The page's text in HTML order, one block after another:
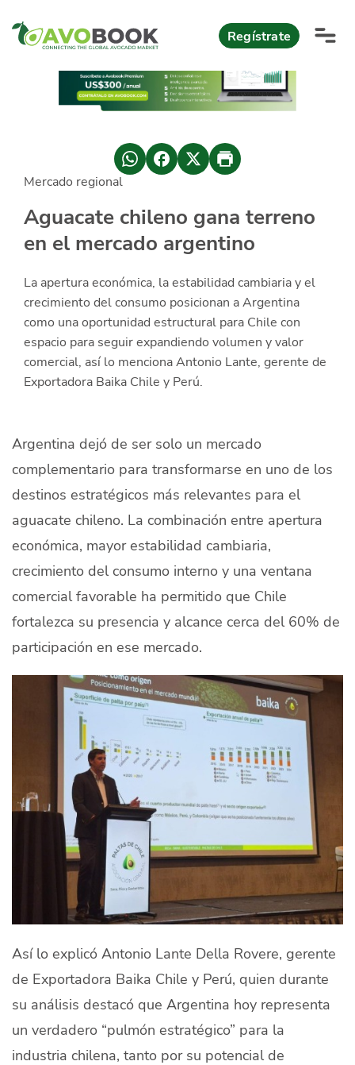
Regístrate
AvoReports
AvoMagazine
AvoEvents
Iniciar Sesión
Quiénes Somos
Mercados
Español
Mercado regional
Aguacate chileno gana terreno
en el mercado argentino
La apertura económica, la estabilidad cambiaria y el
crecimiento del consumo posicionan a Argentina
como una oportunidad estructural para Chile con
espacio para seguir expandiendo volumen y valor
comercial, así lo menciona Antonio Lante, gerente de
Exportadora Baika Chile y Perú.
Argentina dejó de ser solo un mercado
complementario para transformarse en uno de los
destinos estratégicos más relevantes para el
aguacate chileno. La combinación entre apertura
económica, mayor estabilidad cambiaria,
crecimiento del consumo interno y una ventana
comercial favorable ha permitido que Chile
fortalezca su presencia y alcance cerca del 60% de
participación en ese mercado.
Así lo explicó Antonio Lante Della Rovere, gerente
de Exportadora Baika Chile y Perú, quien durante
su análisis destacó que Argentina hoy representa
un verdadero “pulmón estratégico” para la
industria chilena, tanto por su potencial de